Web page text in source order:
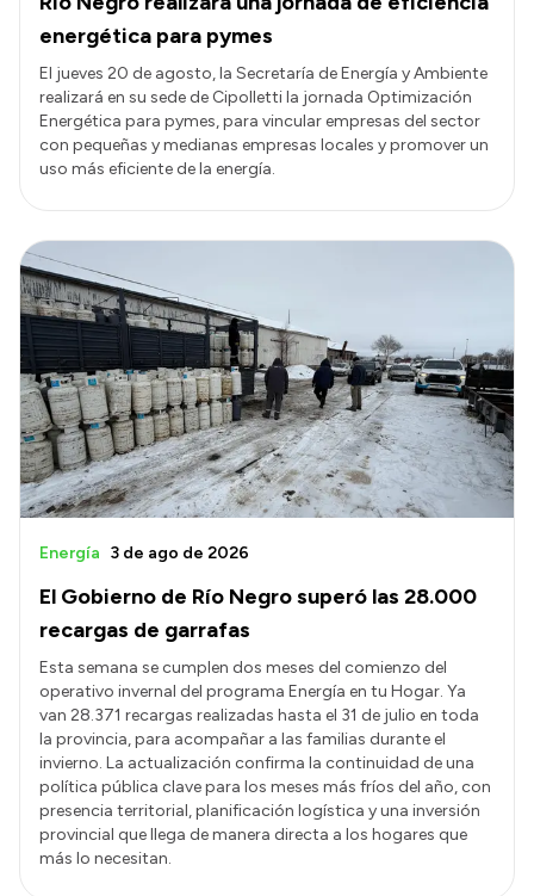
energética para pymes
El jueves 20 de agosto, la Secretaría de Energía y Ambiente
realizará en su sede de Cipolletti la jornada Optimización
Energética para pymes, para vincular empresas del sector
con pequeñas y medianas empresas locales y promover un
uso más eficiente de la energía.
El Gobierno de Río Negro superó las 28.000
recargas de garrafas
Energía 3 de ago de 2026
Esta semana se cumplen dos meses del comienzo del
operativo invernal del programa Energía en tu Hogar. Ya
van 28.371 recargas realizadas hasta el 31 de julio en toda
la provincia, para acompañar a las familias durante el
invierno. La actualización confirma la continuidad de una
política pública clave para los meses más fríos del año, con
presencia territorial, planificación logística y una inversión
provincial que llega de manera directa a los hogares que
más lo necesitan.